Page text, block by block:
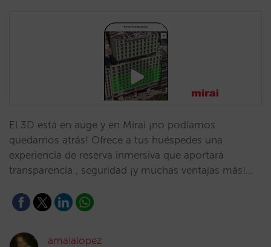
El 3D está en auge y en Mirai ¡no podíamos
quedarnos atrás! Ofrece a tus huéspedes una
experiencia de reserva inmersiva que aportará
transparencia , seguridad ¡y muchas ventajas más!…
amaialopez